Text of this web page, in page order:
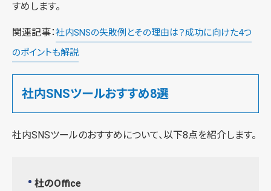
すめします。
関連記事：社内SNSの失敗例とその理由は？成功に向けた4つ
のポイントも解説
社内SNSツールおすすめ8選
社内SNSツールのおすすめについて、以下8点を紹介します。
杜のOffice